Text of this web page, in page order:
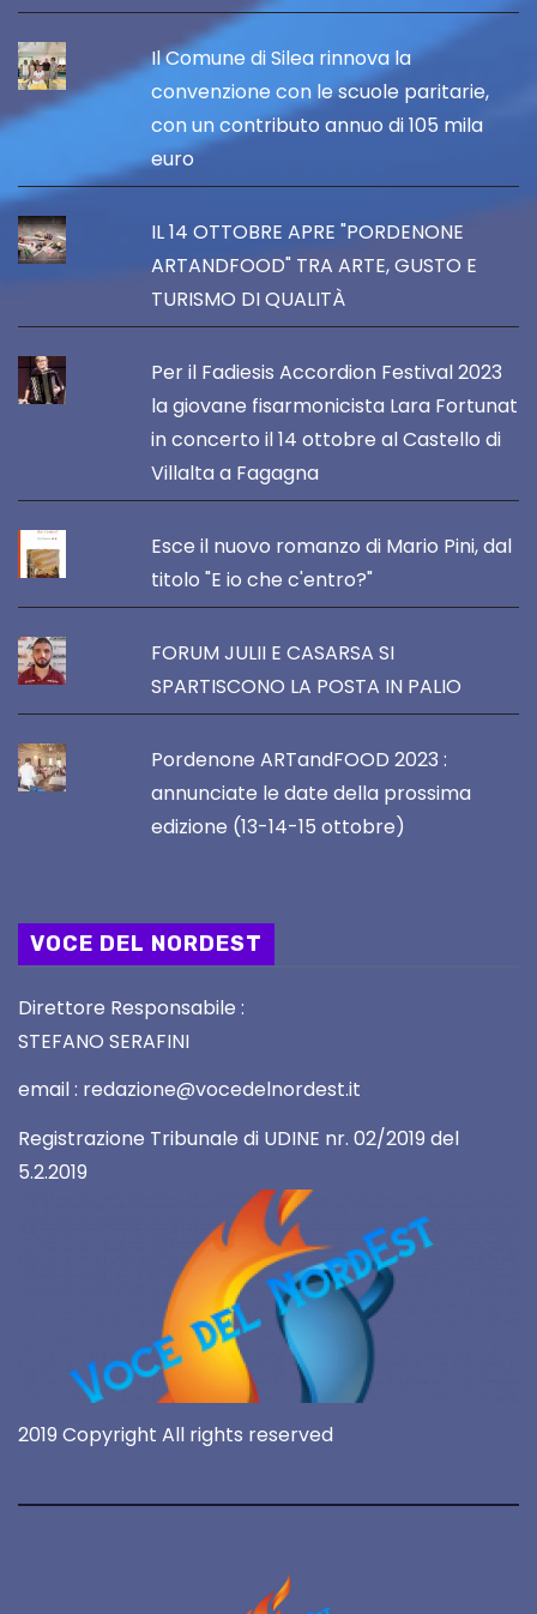
Il Comune di Silea rinnova la
convenzione con le scuole paritarie,
con un contributo annuo di 105 mila
euro
IL 14 OTTOBRE APRE "PORDENONE
ARTANDFOOD" TRA ARTE, GUSTO E
TURISMO DI QUALITÀ
Per il Fadiesis Accordion Festival 2023
la giovane fisarmonicista Lara Fortunat
in concerto il 14 ottobre al Castello di
Villalta a Fagagna
Esce il nuovo romanzo di Mario Pini, dal
titolo "E io che c'entro?"
FORUM JULII E CASARSA SI
SPARTISCONO LA POSTA IN PALIO
Pordenone ARTandFOOD 2023 :
annunciate le date della prossima
edizione (13-14-15 ottobre)
VOCE DEL NORDEST
Direttore Responsabile :
STEFANO SERAFINI
email : redazione@vocedelnordest.it
Registrazione Tribunale di UDINE nr. 02/2019 del
5.2.2019
2019 Copyright All rights reserved